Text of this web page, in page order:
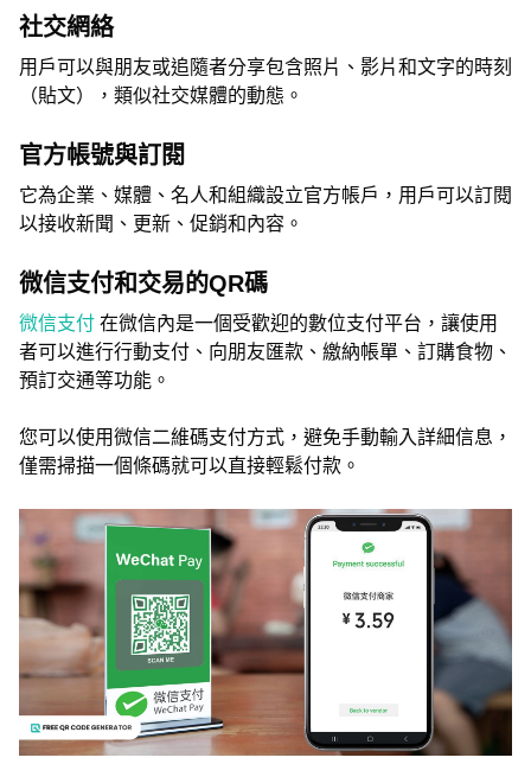
社交網絡
用戶可以與朋友或追隨者分享包含照片、影片和文字的時刻
（貼文），類似社交媒體的動態。
官方帳號與訂閱
它為企業、媒體、名人和組織設立官方帳戶，用戶可以訂閱
以接收新聞、更新、促銷和內容。
微信支付和交易的QR碼
微信支付 在微信內是一個受歡迎的數位支付平台，讓使用
者可以進行行動支付、向朋友匯款、繳納帳單、訂購食物、
預訂交通等功能。
您可以使用微信二維碼支付方式，避免手動輸入詳細信息，
僅需掃描一個條碼就可以直接輕鬆付款。